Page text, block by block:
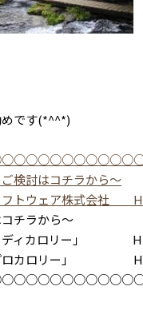
です(*^^*)
検討はコチラから～
トウェア株式会社
チラから～
ィカロリー」
ロカロリー」